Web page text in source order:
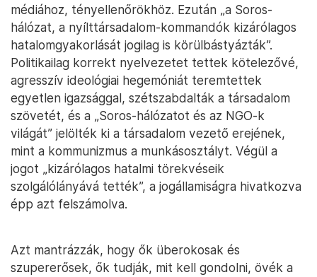
médiához, tényellenőrökhöz. Ezután „a Soros-
hálózat, a nyílttársadalom-kommandók kizárólagos
hatalomgyakorlását jogilag is körülbástyázták”.
Politikailag korrekt nyelvezetet tettek kötelezővé,
agresszív ideológiai hegemóniát teremtettek
egyetlen igazsággal, szétszabdalták a társadalom
szövetét, és a „Soros-hálózatot és az NGO-k
világát” jelölték ki a társadalom vezető erejének,
mint a kommunizmus a munkásosztályt. Végül a
jogot „kizárólagos hatalmi törekvéseik
szolgálólányává tették”, a jogállamiságra hivatkozva
épp azt felszámolva.
Azt mantrázzák, hogy ők überokosak és
szupererősek, ők tudják, mit kell gondolni, övék a